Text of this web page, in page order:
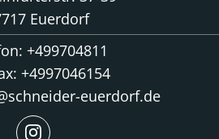
Euerdorf
+499704811
+4997046154
euerdorf.de